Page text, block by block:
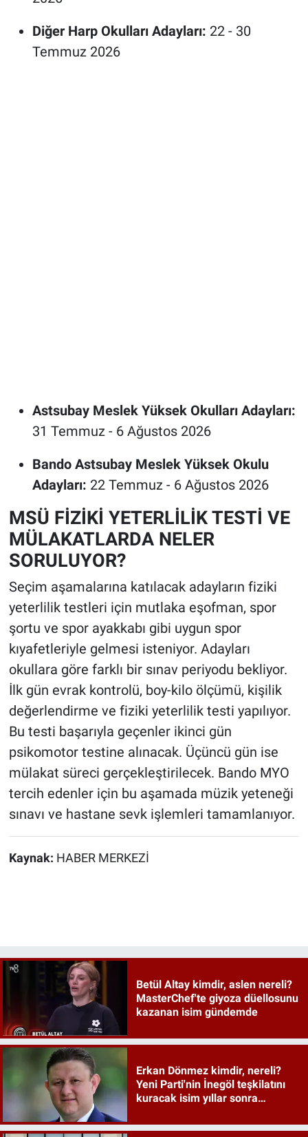
Diğer Harp Okulları Adayları: 22 - 30
Temmuz 2026
Astsubay Meslek Yüksek Okulları Adayları:
31 Temmuz - 6 Ağustos 2026
Bando Astsubay Meslek Yüksek Okulu
Adayları: 22 Temmuz - 6 Ağustos 2026
MSÜ FİZİKİ YETERLİLİK TESTİ VE
MÜLAKATLARDA NELER
SORULUYOR?
Seçim aşamalarına katılacak adayların fiziki
yeterlilik testleri için mutlaka eşofman, spor
şortu ve spor ayakkabı gibi uygun spor
kıyafetleriyle gelmesi isteniyor. Adayları
okullara göre farklı bir sınav periyodu bekliyor.
İlk gün evrak kontrolü, boy-kilo ölçümü, kişilik
değerlendirme ve fiziki yeterlilik testi yapılıyor.
Bu testi başarıyla geçenler ikinci gün
psikomotor testine alınacak. Üçüncü gün ise
mülakat süreci gerçekleştirilecek. Bando MYO
tercih edenler için bu aşamada müzik yeteneği
sınavı ve hastane sevk işlemleri tamamlanıyor.
Kaynak: HABER MERKEZİ
Betül Altay kimdir, aslen nereli?
MasterChef'te giyoza düellosunu
kazanan isim gündemde
Erkan Dönmez kimdir, nereli?
Yeni Parti'nin İnegöl teşkilatını
kuracak isim yıllar sonra